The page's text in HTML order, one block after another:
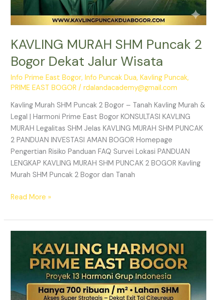
KAVLING MURAH SHM Puncak 2
Bogor Dekat Jalur Wisata
Info Prime East Bogor,Info Puncak Dua,Kavling Puncak,
PRIME EAST BOGOR /rdalandacademy@gmail.com
Kavling Murah SHM Puncak 2 Bogor – Tanah Kavling Murah &
Legal | Harmoni Prime East Bogor KONSULTASI KAVLING
MURAH Legalitas SHM Jelas KAVLING MURAH SHM PUNCAK
2 PANDUAN INVESTASI AMAN BOGOR Homepage
Pengertian Risiko Panduan FAQ Survei Lokasi PANDUAN
LENGKAP KAVLING MURAH SHM PUNCAK 2 BOGOR Kavling
Murah SHM Puncak 2 Bogor dan Tanah
Read More »
HARMONI
BOGOR
|